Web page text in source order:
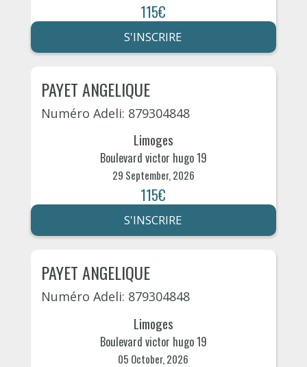
115€
S'INSCRIRE
PAYET ANGELIQUE
Numéro Adeli: 879304848
Limoges
Boulevard victor hugo 19
29 September, 2026
115€
S'INSCRIRE
PAYET ANGELIQUE
Numéro Adeli: 879304848
Limoges
Boulevard victor hugo 19
05 October, 2026